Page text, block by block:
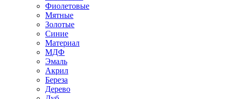
Фиолетовые
Мятные
Золотые
Синие
Материал
МДФ
Эмаль
Акрил
Береза
Дерево